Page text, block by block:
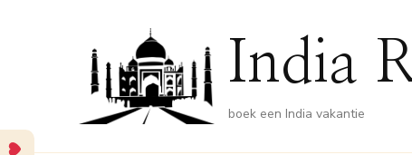
India
boek een India vakantie